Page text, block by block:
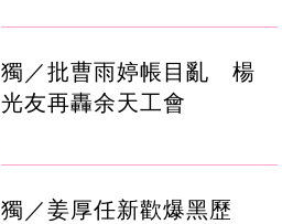
獨／批曹雨婷帳目亂 楊
光友再轟余天工會
獨／姜厚任新歡爆黑歷